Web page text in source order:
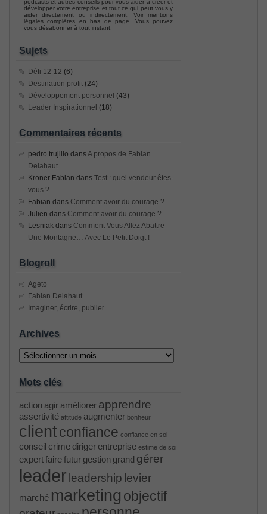
podcasts et autres conseils pour vous aider à créer et
développer votre entreprise et tout ce qui peut vous y
aider directement ou indirectement. Voir mentions
légales complètes en bas de page. Vous pouvez
vous désabonner à tout instant.
Sujets
Défi 12-12 (6)
Destination profit (24)
Développement personnel (43)
Leader Inspirationnel (18)
Commentaires récents
pedro trujillo dansA propos de Fabian
Delahaut
Kroner Fabian dans Test : quel vendeur êtes-
vous ?
Fabian dans Comment avoir du courage ?
Julien dans Comment avoir du courage ?
Lesniak dans Comment Vous Allez Abattre
Une Montagne… Avec Le Petit Doigt !
Blogroll
Ageto
Fabian Delahaut
Imaginer, écrire, publier
Archives
Archives
Mots clés
action agir améliorer apprendre
assertivité attitude augmenter bonheur
client confiance confiance en soi
conseil crime diriger entreprise estime de soi
expertfairefutur gestion grand gérer
leader leadership levier
marché marketing objectif